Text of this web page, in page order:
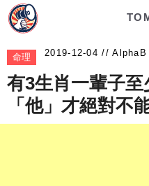
命理 AlphaB
有3生肖一輩子
「他」才絕對不